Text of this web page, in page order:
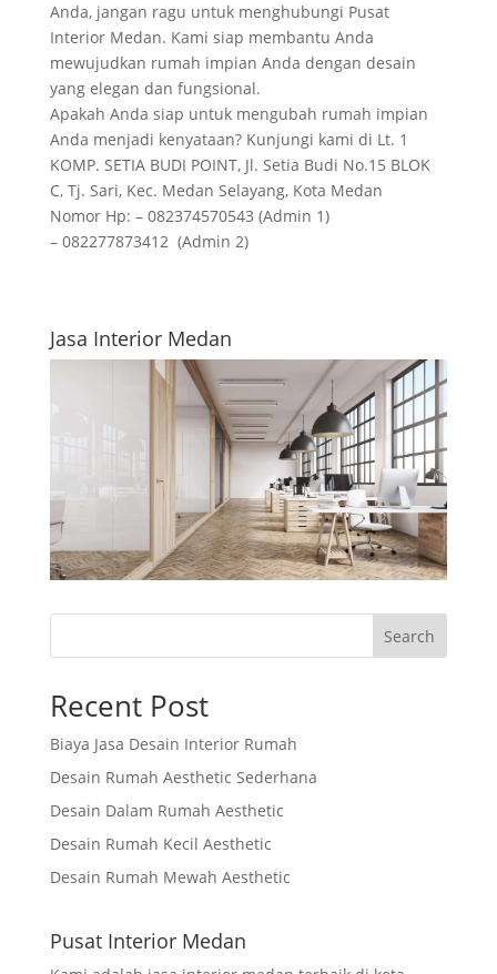
Anda, jangan ragu untuk menghubungi Pusat
Interior Medan. Kami siap membantu Anda
mewujudkan rumah impian Anda dengan desain
yang elegan dan fungsional.
Apakah Anda siap untuk mengubah rumah impian
Anda menjadi kenyataan? Kunjungi kami di Lt. 1
KOMP. SETIA BUDI POINT, Jl. Setia Budi No.15 BLOK
C, Tj. Sari, Kec. Medan Selayang, Kota Medan
Nomor Hp: – 082374570543 (Admin 1)
– 082277873412 (Admin 2)
Jasa Interior Medan
Search
Recent Post
Biaya Jasa Desain Interior Rumah
Desain Rumah Aesthetic Sederhana
Desain Dalam Rumah Aesthetic
Desain Rumah Kecil Aesthetic
Desain Rumah Mewah Aesthetic
Pusat Interior Medan